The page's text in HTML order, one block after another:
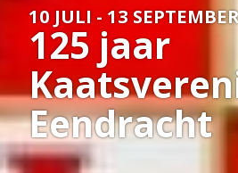
10 JULI - 13
125 jaar
Eendracht